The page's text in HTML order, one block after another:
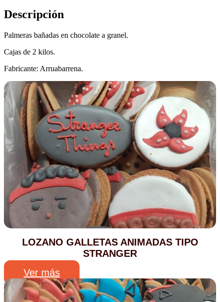
Descripción
Palmeras bañadas en chocolate a granel.
Cajas de 2 kilos.
Fabricante: Arruabarrena.
LOZANO GALLETAS ANIMADAS TIPO
STRANGER
Ver más